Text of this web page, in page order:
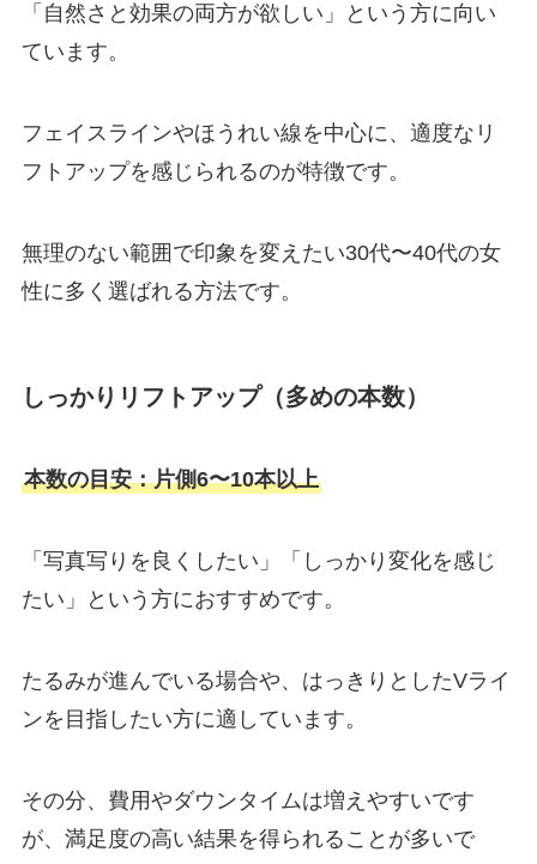
「自然さと効果の両方が欲しい」という方に向い
ています。
フェイスラインやほうれい線を中心に、適度なリ
フトアップを感じられるのが特徴です。
無理のない範囲で印象を変えたい30代〜40代の女
性に多く選ばれる方法です。
しっかりリフトアップ（多めの本数）
本数の目安：片側6〜10本以上
「写真写りを良くしたい」「しっかり変化を感じ
たい」という方におすすめです。
たるみが進んでいる場合や、はっきりとしたVライ
ンを目指したい方に適しています。
その分、費用やダウンタイムは増えやすいです
が、満足度の高い結果を得られることが多いで